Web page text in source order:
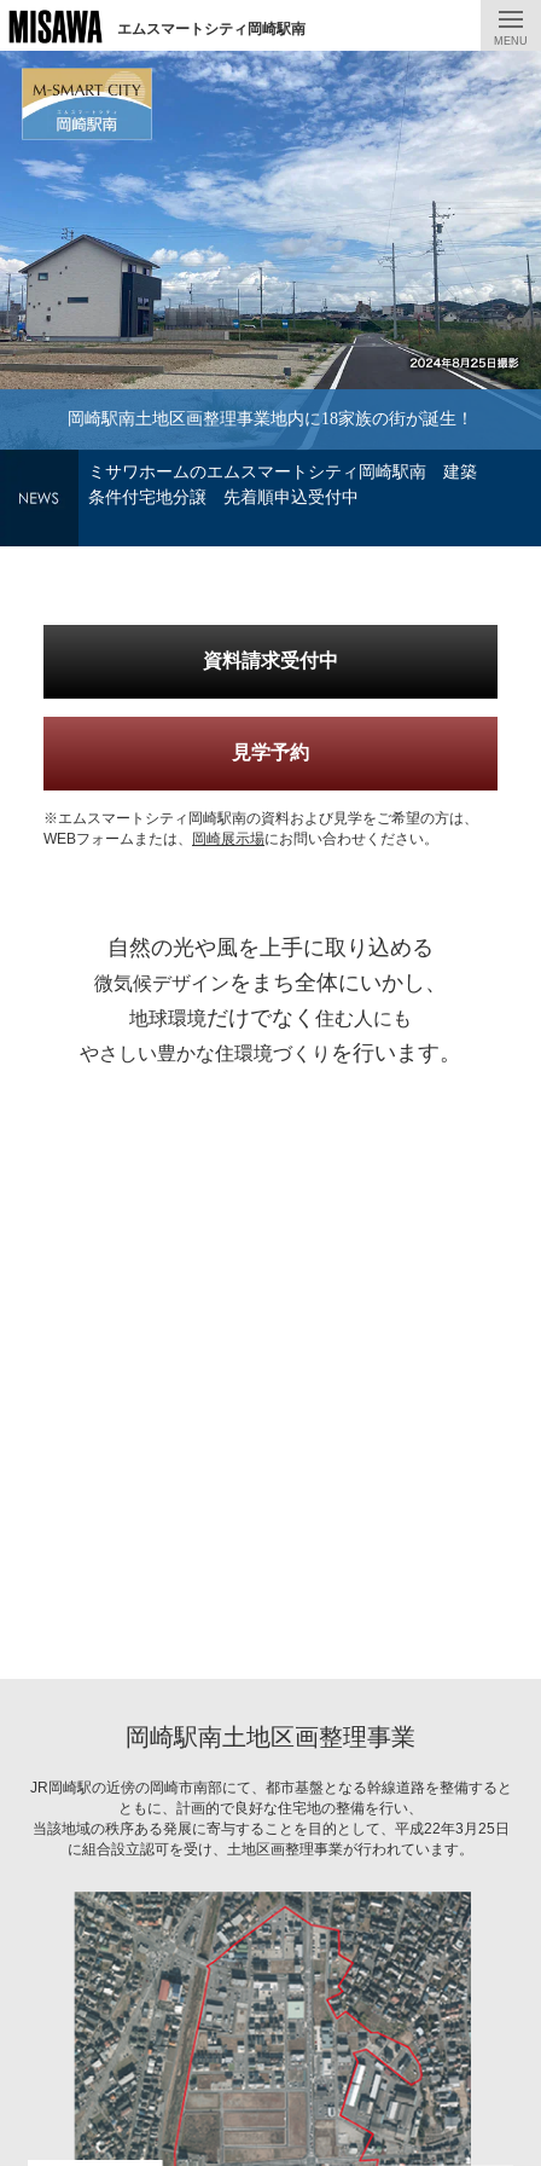
エムスマートシティ岡崎駅南
MENU
岡崎駅南土地区画整理事業地内に18家族の街が誕生！
ミサワホームのエムスマートシティ岡崎駅南 建築
条件付宅地分譲 先着順申込受付中
資料請求受付中
見学予約
※エムスマートシティ岡崎駅南の資料および見学をご希望の方は、
WEBフォームまたは、 岡崎展示場にお問い合わせください。
自然の光や風を上手に取り込める
微気候デザインをまち全体にいかし、
地球環境だけでなく 住む人にも
やさしい豊かな住環境づくり を行います。
岡崎駅南土地区画整理事業
JR岡崎駅の近傍の岡崎市南部にて、都市基盤となる幹線道路を整備すると
ともに、計画的で良好な住宅地の整備を行い、
当該地域の秩序ある発展に寄与することを目的として、平成22年3月25日
に組合設立認可を受け、土地区画整理事業が行われています。